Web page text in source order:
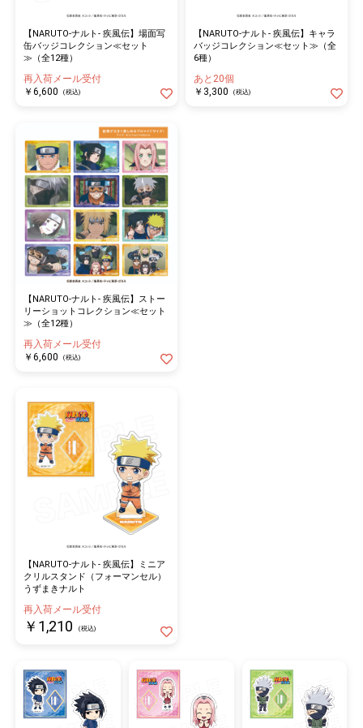
【NARUTO-ナルト- 疾風伝】場面写
缶バッジコレクション≪セット
≫（全12種）
再入荷メール受付
￥6,600
(税込)
【NARUTO-ナルト- 疾風伝】キャラ
バッジコレクション≪セット≫（全
6種）
あと20個
￥3,300
(税込)
【NARUTO-ナルト- 疾風伝】ストー
リーショットコレクション≪セット
≫（全12種）
再入荷メール受付
￥6,600
(税込)
【NARUTO-ナルト- 疾風伝】ミニア
クリルスタンド（フォーマンセル）
うずまきナルト
再入荷メール受付
￥1,210 (税込)